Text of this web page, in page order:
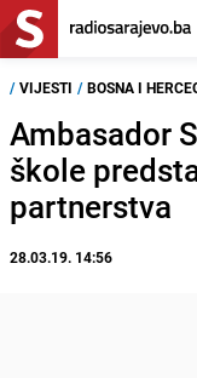
/ VIJESTI / BOSNA I
Ambasador
škole
partnerstva
28.03.19. 14:56